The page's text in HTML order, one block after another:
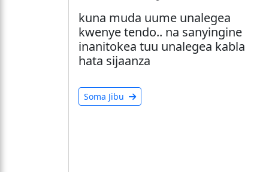
kuna muda uume unalegea
kwenye tendo.. na sanyingine
inanitokea tuu unalegea kabla
hata sijaanza
Soma Jibu